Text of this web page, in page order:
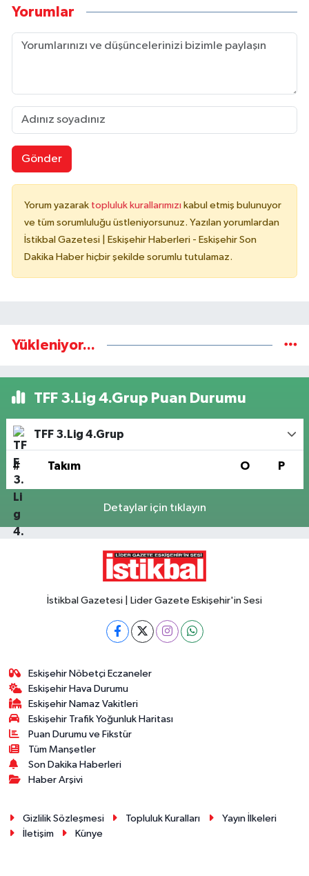
Yorumlar
Gönder
Yorum yazarak topluluk kurallarımızı kabul etmiş bulunuyor
ve tüm sorumluluğu üstleniyorsunuz. Yazılan yorumlardan
İstikbal Gazetesi | Eskişehir Haberleri - Eskişehir Son
Dakika Haber hiçbir şekilde sorumlu tutulamaz.
Yükleniyor...
TFF 3.Lig 4.Grup Puan Durumu
TFF 3.Lig 4.Grup
# Takım O P
Detaylar için tıklayın
İstikbal Gazetesi | Lider Gazete Eskişehir'in Sesi
Eskişehir Nöbetçi Eczaneler
Eskişehir Hava Durumu
Eskişehir Namaz Vakitleri
Eskişehir Trafik Yoğunluk Haritası
Puan Durumu ve Fikstür
Tüm Manşetler
Son Dakika Haberleri
Haber Arşivi
Gizlilik Sözleşmesi Topluluk Kuralları
Yayın İlkeleri
İletişim
Künye